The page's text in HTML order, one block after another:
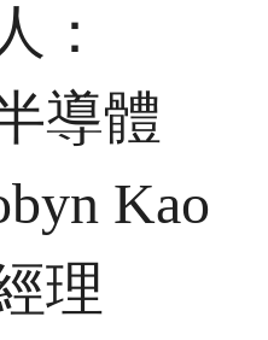
：
導體
Kao
理